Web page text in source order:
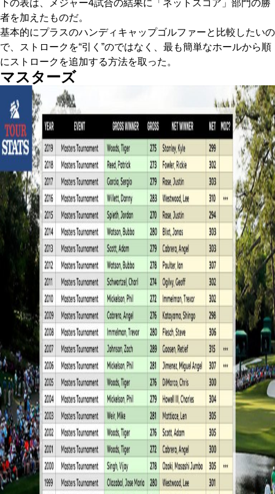
下の表は、メジャー4試合の結果に「ネットスコア」部門の勝
者を加えたものだ。
基本的にプラスのハンディキャップゴルファーと比較したいの
で、ストロークを“引く”のではなく、最も簡単なホールから順
にストロークを追加する方法を取った。
マスターズ